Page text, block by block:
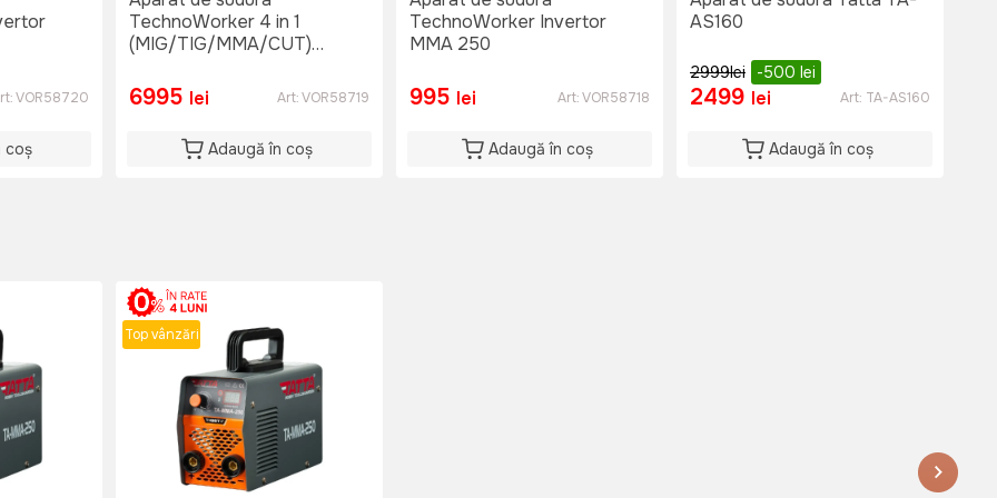
VOR58720
coș
TechnoWorker 4 in 1
(MIG/TIG/MMA/CUT)
6995 lei Art:VOR58719
Adaugă în coș
TechnoWorker Invertor
MMA 250
995 lei Art:VOR58718
Adaugă în coș
AS160
2999lei -500 lei
2499 lei Art: TA-AS160
Adaugă în coș
Top vânzări